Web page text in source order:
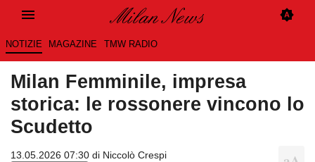
NOTIZIE MAGAZINE TMW RADIO
Milan Femminile, impresa
storica: le rossonere vincono lo
Scudetto
13.05.2026 07:30 di Niccolò Crespi